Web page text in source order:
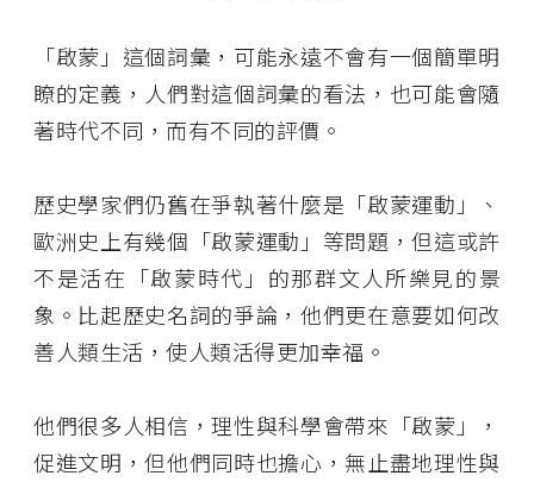
「啟蒙」這個詞彙，可能永遠不會有一個簡單明
瞭的定義，人們對這個詞彙的看法，也可能會隨
著時代不同，而有不同的評價。
歷史學家們仍舊在爭執著什麼是「啟蒙運動」、
歐洲史上有幾個「啟蒙運動」等問題，但這或許
不是活在「啟蒙時代」的那群文人所樂見的景
象。比起歷史名詞的爭論，他們更在意要如何改
善人類生活，使人類活得更加幸福。
他們很多人相信，理性與科學會帶來「啟蒙」，
促進文明，但他們同時也擔心，無止盡地理性與